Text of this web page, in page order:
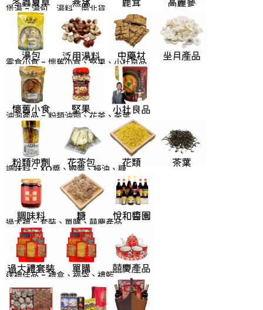
煲湯 - 湯包﹑湯料﹑南北貨
零食小食 - 懷舊小食、堅果、小杜良品
沖泡產品 - 粉類沖劑、花茶、茶葉
調味料 - XO醬、蝦醬、蠔油、糖
過大禮 - 套裝、單購、囍慶產品
送禮佳品 - 禮盒、福袋、禮籃